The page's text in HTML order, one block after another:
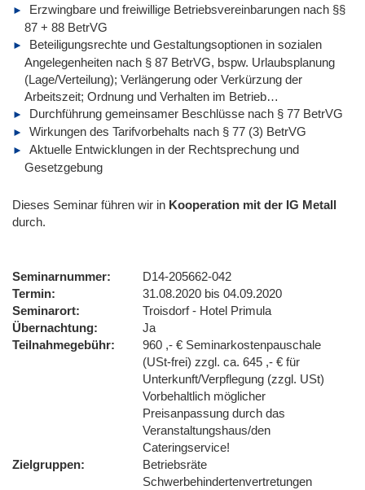
Erzwingbare und freiwillige Betriebsvereinbarungen nach §§
87 + 88 BetrVG
Beteiligungsrechte und Gestaltungsoptionen in sozialen
Angelegenheiten nach § 87 BetrVG, bspw. Urlaubsplanung
(Lage/Verteilung); Verlängerung oder Verkürzung der
Arbeitszeit; Ordnung und Verhalten im Betrieb…
Durchführung gemeinsamer Beschlüsse nach § 77 BetrVG
Wirkungen des Tarifvorbehalts nach § 77 (3) BetrVG
Aktuelle Entwicklungen in der Rechtsprechung und
Gesetzgebung
Dieses Seminar führen wir in Kooperation mit der IG Metall
durch.
Seminarnummer
D14-205662-042
Termin
31.08.2020 bis 04.09.2020
Seminarort
Troisdorf - Hotel Primula
Übernachtung
Ja
Teilnahmegebühr
960 ,- € Seminarkostenpauschale
(USt-frei) zzgl. ca. 645 ,- € für
Unterkunft/Verpflegung (zzgl. USt)
Vorbehaltlich möglicher
Preisanpassung durch das
Veranstaltungshaus/den
Cateringservice!
Zielgruppen
Betriebsräte
Schwerbehindertenvertretungen